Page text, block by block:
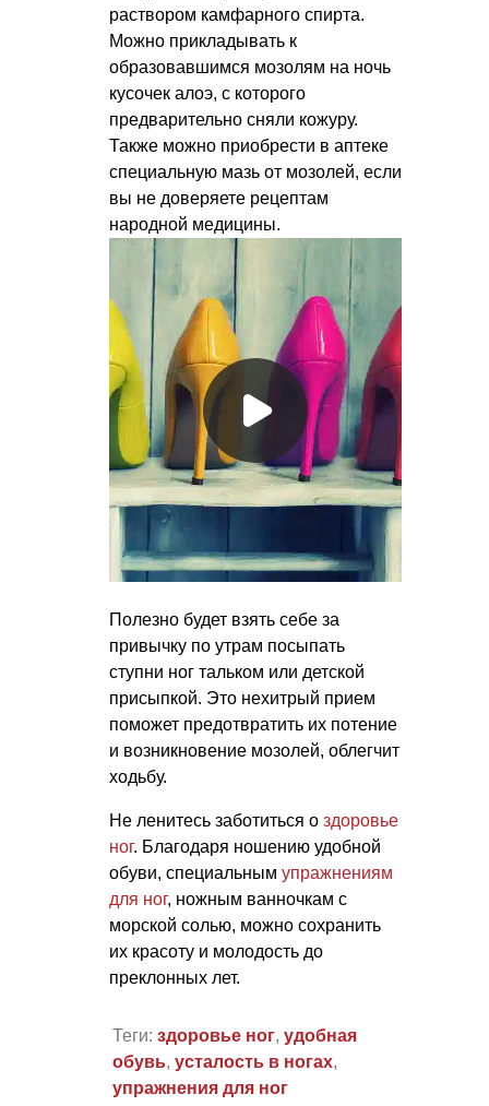
раствором камфарного спирта.
Можно прикладывать к
образовавшимся мозолям на ночь
кусочек алоэ, с которого
предварительно сняли кожуру.
Также можно приобрести в аптеке
специальную мазь от мозолей, если
вы не доверяете рецептам
народной медицины.
Полезно будет взять себе за
привычку по утрам посыпать
ступни ног тальком или детской
присыпкой. Это нехитрый прием
поможет предотвратить их потение
и возникновение мозолей, облегчит
ходьбу.
Не ленитесь заботиться о здоровье
ног. Благодаря ношению удобной
обуви, специальным упражнениям
для ног, ножным ванночкам с
морской солью, можно сохранить
их красоту и молодость до
преклонных лет.
Теги: здоровье ног, удобная
обувь, усталость в ногах,
упражнения для ног